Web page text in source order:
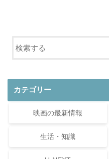
カテゴリー
映画の最新情報
生活・知識